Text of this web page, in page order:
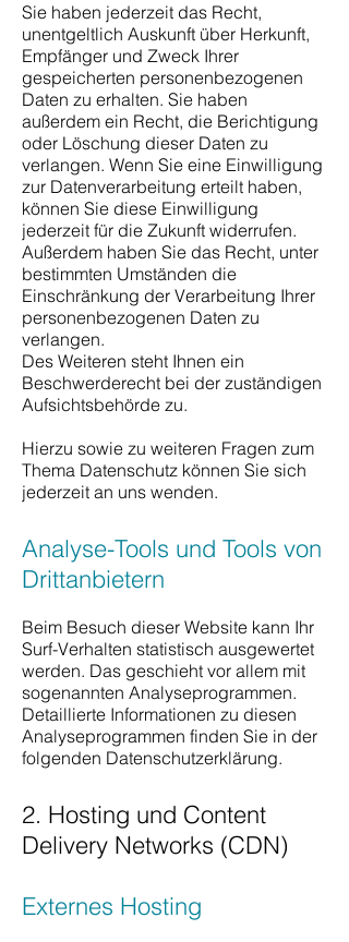
Sie haben jederzeit das Recht,
unentgeltlich Auskunft über Herkunft,
Empfänger und Zweck Ihrer
gespeicherten personenbezogenen
Daten zu erhalten. Sie haben
außerdem ein Recht, die Berichtigung
oder Löschung dieser Daten zu
verlangen. Wenn Sie eine Einwilligung
zur Datenverarbeitung erteilt haben,
können Sie diese Einwilligung
jederzeit für die Zukunft widerrufen.
Außerdem haben Sie das Recht, unter
bestimmten Umständen die
Einschränkung der Verarbeitung Ihrer
personenbezogenen Daten zu
verlangen.
Des Weiteren steht Ihnen ein
Beschwerderecht bei der zuständigen
Aufsichtsbehörde zu.
Hierzu sowie zu weiteren Fragen zum
Thema Datenschutz können Sie sich
jederzeit an uns wenden.
Analyse-Tools und Tools von
Drittanbietern
Beim Besuch dieser Website kann Ihr
Surf-Verhalten statistisch ausgewertet
werden. Das geschieht vor allem mit
sogenannten Analyseprogrammen.
Detaillierte Informationen zu diesen
Analyseprogrammen finden Sie in der
folgenden Datenschutzerklärung.
2. Hosting und Content
Delivery Networks (CDN)
Externes Hosting